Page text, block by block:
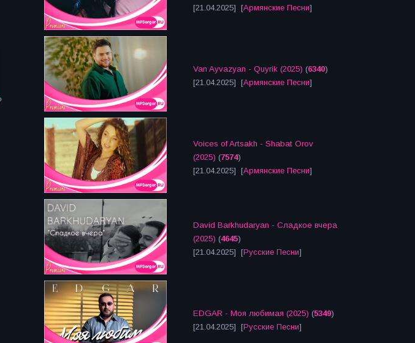
[21.04.2025] [Армянские Песни]
Van Ayvazyan - Quyrik (2025) (6340)
[21.04.2025] [Армянские Песни]
Voices of Artsakh - Shabat Orov
(2025) (7574)
[21.04.2025] [Армянские Песни]
David Barkhudaryan - Сладкое вчера
(2025) (4645)
[21.04.2025] [Русские Песни]
EDGAR - Моя любимая (2025) (5349)
[21.04.2025] [Русские Песни]